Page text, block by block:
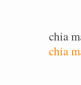
chia
chia